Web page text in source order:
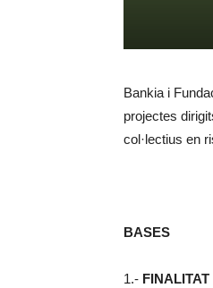
Bankia i
projectes
col·lectius en
BASES
1.-